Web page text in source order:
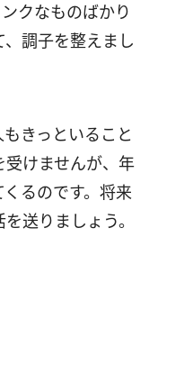
クなものばかり
調子を整えまし
きっといること
けませんが、年
るのです。将来
送りましょう。